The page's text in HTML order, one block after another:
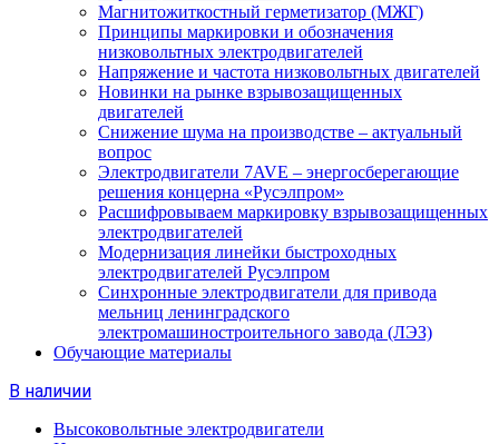
Магнитожиткостный герметизатор (МЖГ)
Принципы маркировки и обозначения
низковольтных электродвигателей
Напряжение и частота низковольтных двигателей
Новинки на рынке взрывозащищенных
двигателей
Снижение шума на производстве – актуальный
вопрос
Электродвигатели 7AVE – энергосберегающие
решения концерна «Русэлпром»
Расшифровываем маркировку взрывозащищенных
электродвигателей
Модернизация линейки быстроходных
электродвигателей Русэлпром
Синхронные электродвигатели для привода
мельниц ленинградского
электромашиностроительного завода (ЛЭЗ)
Обучающие материалы
В наличии
Высоковольтные электродвигатели